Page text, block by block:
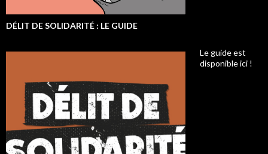
DÉLIT DE SOLIDARITÉ : LE GUIDE
Le guide est
disponible ici !